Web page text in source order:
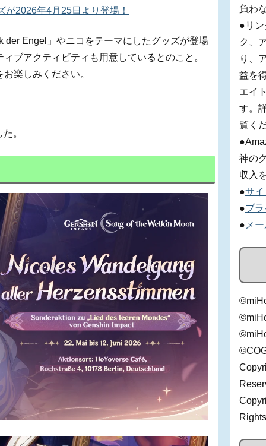
2026年4月25日より登場！
der Engel」やニコをテーマにしたグッズが登場
ブアクティビティも用意しているとのこと。
楽しみください。
。
負わ
●リ
ク、
り、
益を
エイ
す。
覧く
神の
収入
●サイ
●プ
● メ